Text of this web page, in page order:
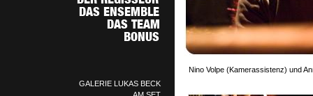
GALERIE LUKAS BECK
Nino Volpe (Kamerassistenz) und